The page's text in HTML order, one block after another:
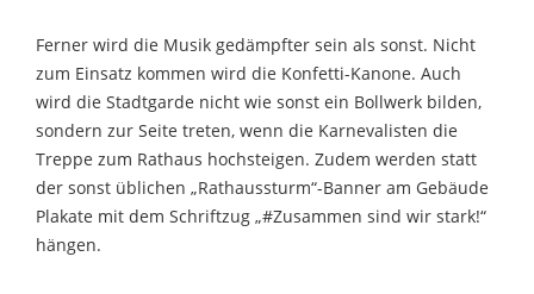
Ferner wird die Musik gedämpfter sein als sonst. Nicht
zum Einsatz kommen wird die Konfetti-Kanone. Auch
wird die Stadtgarde nicht wie sonst ein Bollwerk bilden,
sondern zur Seite treten, wenn die Karnevalisten die
Treppe zum Rathaus hochsteigen. Zudem werden statt
der sonst üblichen „Rathaussturm“-Banner am Gebäude
Plakate mit dem Schriftzug „#Zusammen sind wir stark!“
hängen.